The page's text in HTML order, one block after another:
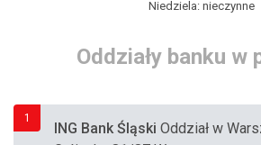
Niedziela: nieczynne
Oddziały banku w
1
ING Bank Śląski Oddział w